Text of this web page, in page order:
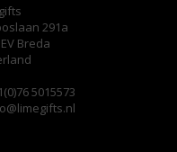
291a
Breda
5015573